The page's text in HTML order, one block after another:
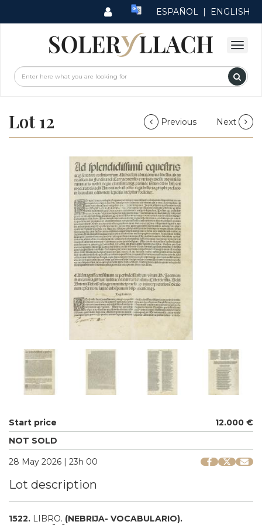
ESPAÑOL | ENGLISH
Lot 12 Previous Next
Start price
12.000 €
NOT SOLD
28 May 2026 | 23h 00
Lot description
1522. LIBRO. (NEBRIJA- VOCABULARIO).